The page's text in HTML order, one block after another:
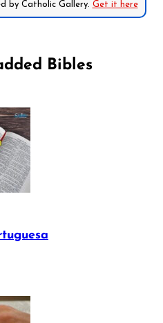
by Catholic Gallery. Get it here
Bibles